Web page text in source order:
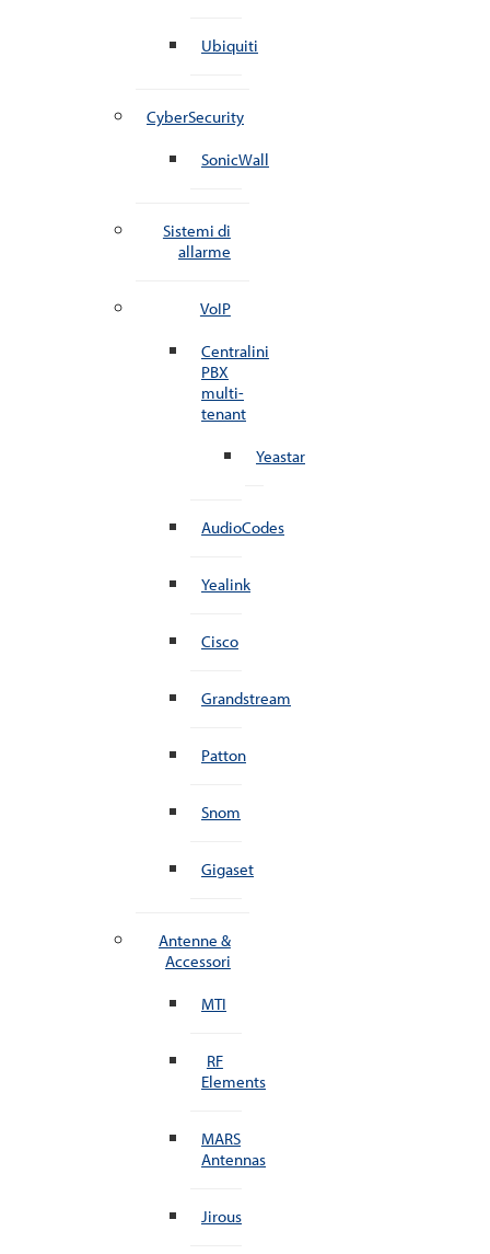
Ubiquiti
CyberSecurity
SonicWall
Sistemi di
allarme
VoIP
Centralini
PBX
multi-
tenant
Yeastar
AudioCodes
Yealink
Cisco
Grandstream
Patton
Snom
Gigaset
Antenne &
Accessori
MTI
RF
Elements
MARS
Antennas
Jirous